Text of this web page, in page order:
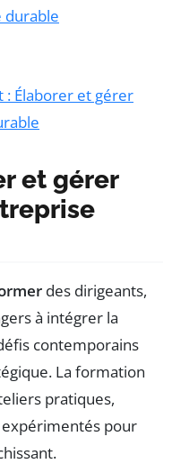
durable
: Élaborer et gérer
et gérer
des dirigeants,
à intégrer la
contemporains
La formation
pratiques,
pour